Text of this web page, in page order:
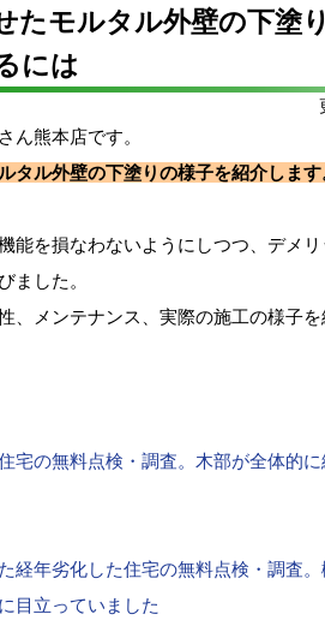
たモルタル外壁の下塗
には
ん熊本店です。
タル外壁の下塗りの様子を紹介します
能を損なわないようにしつつ、デメ
ました。
、メンテナンス、実際の施工の様子
宅の無料点検・調査。木部が全体的
経年劣化した住宅の無料点検・調査
目立っていました